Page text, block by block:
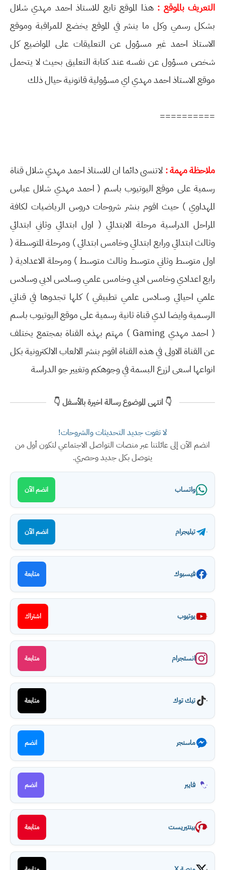
التعريف بالموقع : هذا الموقع تابع للاستاذ احمد مهدي شلال
بشكل رسمي وكل ما ينشر في الموقع يخضع للمراقبة وموقع
الاستاذ احمد غير مسؤول عن التعليقات على المواضيع كل
شخص مسؤول عن نفسه عند كتابة التعليق بحيث لا يتحمل
موقع الاستاذ احمد مهدي اي مسؤولية قانونية حيال ذلك
==========
ملاحظة مهمة : لاتنسى دائما ان للاستاذ احمد مهدي شلال قناة
رسمية على موقع اليوتيوب باسم ( احمد مهدي شلال عباس
المهداوي ) حيث اقوم بنشر شروحات دروس الرياضيات لكافة
المراحل الدراسية مرحلة الابتدائي ( اول ابتدائي وثاني ابتدائي
وثالث ابتدائي ورابع ابتدائي وخامس ابتدائي ) ومرحلة المتوسطة (
اول متوسط وثاني متوسط وثالث متوسط ) ومرحلة الاعدادية (
رابع اعدادي وخامس ادبي وخامس علمي وسادس ادبي وسادس
علمي احيائي وسادس علمي تطبيقي ) كلها تجدوها في قناتي
الرسمية وايضا لدي قناة ثانية رسمية على موقع اليوتيوب باسم
( احمد مهدي Gaming ) مهتم بهذه القناة بمجتمع يختلف
عن القناة الاولى في هذه القناة اقوم بنشر الالعاب الالكترونية بكل
انواعها اسعى لزرع البسمة في وجوهكم وتغيير جو الدراسة
👇 انتهى الموضوع رسالة اخيرة بالأسفل 👇
لا تفوت جديد التحديثات والشروحات!
انضم الآن إلى عائلتنا عبر منصات التواصل الاجتماعي لتكون أول من
يتوصل بكل جديد وحصري.
واتساب انضم الآن
تيليجرام انضم الآن
فيسبوك متابعة
يوتيوب اشتراك
انستجرام متابعة
تيك توك متابعة
ماسنجر انضم
فايبر انضم
بينتيريست متابعة